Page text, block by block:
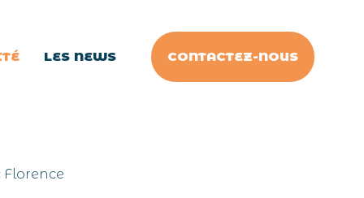
LES NEWS CONTACTEZ-NOUS
Florence